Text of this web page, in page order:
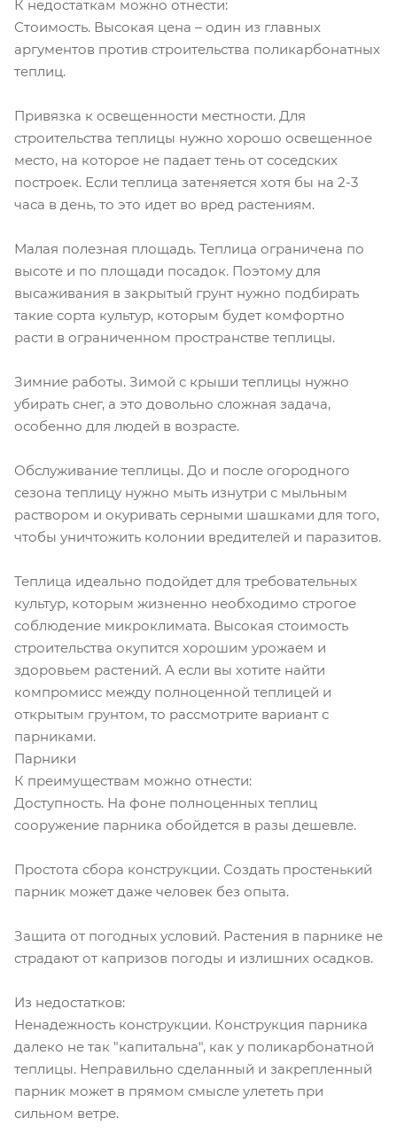
К недостаткам можно отнести:
Стоимость. Высокая цена – один из главных
аргументов против строительства поликарбонатных
теплиц.
Привязка к освещенности местности. Для
строительства теплицы нужно хорошо освещенное
место, на которое не падает тень от соседских
построек. Если теплица затеняется хотя бы на 2-3
часа в день, то это идет во вред растениям.
Малая полезная площадь. Теплица ограничена по
высоте и по площади посадок. Поэтому для
высаживания в закрытый грунт нужно подбирать
такие сорта культур, которым будет комфортно
расти в ограниченном пространстве теплицы.
Зимние работы. Зимой с крыши теплицы нужно
убирать снег, а это довольно сложная задача,
особенно для людей в возрасте.
Обслуживание теплицы. До и после огородного
сезона теплицу нужно мыть изнутри с мыльным
раствором и окуривать серными шашками для того,
чтобы уничтожить колонии вредителей и паразитов.
Теплица идеально подойдет для требовательных
культур, которым жизненно необходимо строгое
соблюдение микроклимата. Высокая стоимость
строительства окупится хорошим урожаем и
здоровьем растений. А если вы хотите найти
компромисс между полноценной теплицей и
открытым грунтом, то рассмотрите вариант с
парниками.
Парники
К преимуществам можно отнести:
Доступность. На фоне полноценных теплиц
сооружение парника обойдется в разы дешевле.
Простота сбора конструкции. Создать простенький
парник может даже человек без опыта.
Защита от погодных условий. Растения в парнике не
страдают от капризов погоды и излишних осадков.
Из недостатков:
Ненадежность конструкции. Конструкция парника
далеко не так "капитальна", как у поликарбонатной
теплицы. Неправильно сделанный и закрепленный
парник может в прямом смысле улететь при
сильном ветре.